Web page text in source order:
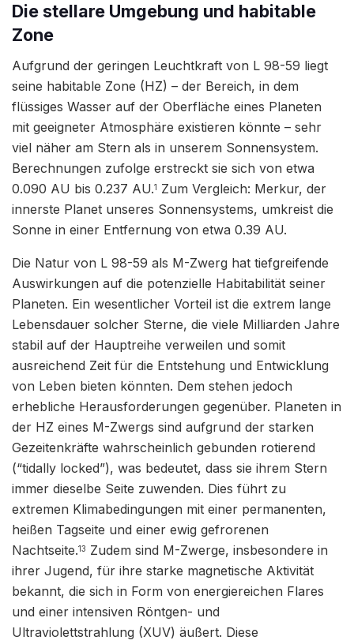
Die stellare Umgebung und habitable
Zone
Aufgrund der geringen Leuchtkraft von L 98-59 liegt
seine habitable Zone (HZ) – der Bereich, in dem
flüssiges Wasser auf der Oberfläche eines Planeten
mit geeigneter Atmosphäre existieren könnte – sehr
viel näher am Stern als in unserem Sonnensystem.
Berechnungen zufolge erstreckt sie sich von etwa
0.090 AU bis 0.237 AU.1 Zum Vergleich: Merkur, der
innerste Planet unseres Sonnensystems, umkreist die
Sonne in einer Entfernung von etwa 0.39 AU.
Die Natur von L 98-59 als M-Zwerg hat tiefgreifende
Auswirkungen auf die potenzielle Habitabilität seiner
Planeten. Ein wesentlicher Vorteil ist die extrem lange
Lebensdauer solcher Sterne, die viele Milliarden Jahre
stabil auf der Hauptreihe verweilen und somit
ausreichend Zeit für die Entstehung und Entwicklung
von Leben bieten könnten. Dem stehen jedoch
erhebliche Herausforderungen gegenüber. Planeten in
der HZ eines M-Zwergs sind aufgrund der starken
Gezeitenkräfte wahrscheinlich gebunden rotierend
(“tidally locked”), was bedeutet, dass sie ihrem Stern
immer dieselbe Seite zuwenden. Dies führt zu
extremen Klimabedingungen mit einer permanenten,
heißen Tagseite und einer ewig gefrorenen
Nachtseite.13 Zudem sind M-Zwerge, insbesondere in
ihrer Jugend, für ihre starke magnetische Aktivität
bekannt, die sich in Form von energiereichen Flares
und einer intensiven Röntgen- und
Ultraviolettstrahlung (XUV) äußert. Diese